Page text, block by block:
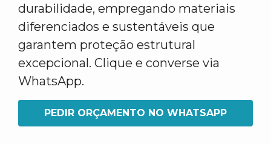
durabilidade, empregando materiais
diferenciados e sustentáveis que
garantem proteção estrutural
excepcional. Clique e converse via
WhatsApp.
PEDIR ORÇAMENTO NO WHATSAPP